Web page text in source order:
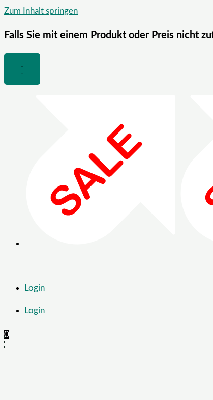
Zum Inhalt springen
Falls Sie mit einem Produkt oder Preis nicht
Login
Login
0